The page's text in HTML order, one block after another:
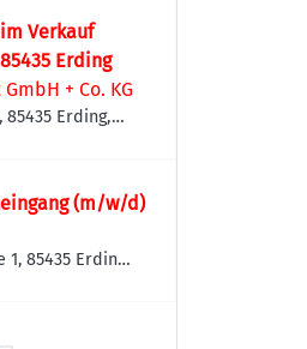
Verkauf
Erding
+ Co. KG
85435 Erding,
(m/w/d)
1, 85435 Erding,